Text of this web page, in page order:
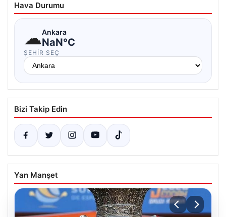
Hava Durumu
☁Ankara
NaN°C
ŞEHIR SEÇ
Bizi Takip Edin
Yan Manşet